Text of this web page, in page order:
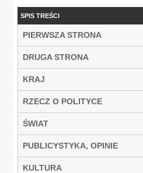
SPIS TREŚCI
PIERWSZA STRONA
DRUGA STRONA
KRAJ
RZECZ O POLITYCE
ŚWIAT
PUBLICYSTYKA, OPINIE
KULTURA